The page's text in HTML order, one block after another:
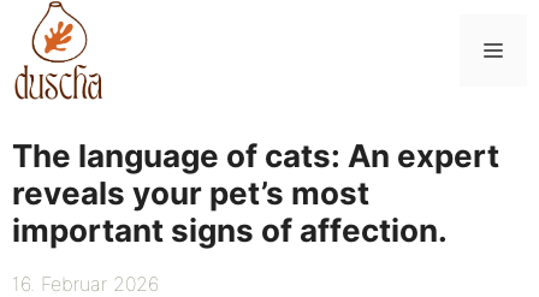
Zum
Inhalt
springen
The language of cats: An expert
reveals your pet’s most
important signs of affection.
16. Februar 2026